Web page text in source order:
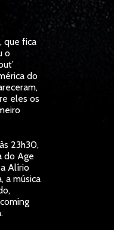
que fica
o
do
eles os
23h30,
do Age
Alírio
a música